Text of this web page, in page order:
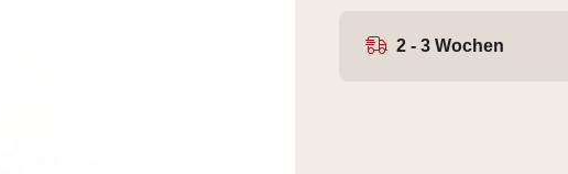
2 - 3 Wochen